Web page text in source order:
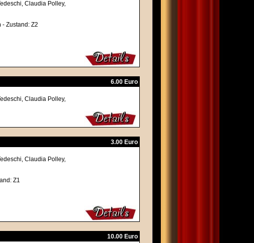
Claudia Polley,
- Zustand: Z2
6.00 Euro
Claudia Polley,
3.00 Euro
Claudia Polley,
Z1
10.00 Euro